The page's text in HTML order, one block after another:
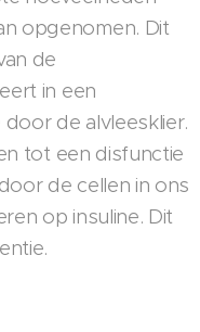
opgenomen. Dit
de
in een
de alvleesklier.
tot een disfunctie
de cellen in ons
op insuline. Dit